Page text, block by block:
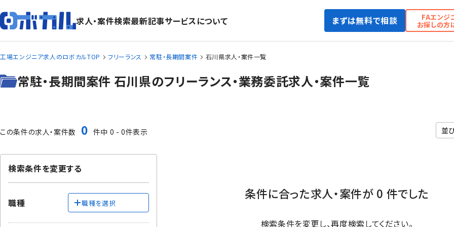
求人・案件検索最新記事サービスについて まずは無料で相談 FAエンジ
お探しの方
工場エンジニア求人のロボカルTOP フリーランス 常駐・長期間案件 石川県求人・案件一覧
常駐・長期間案件 石川県のフリーランス・業務委託求人・案件一覧
この条件の求人・案件数 0 件中 0 - 0件表示
条件に合った求人・案件が 0 件でした
検索条件を変更し、再度検索してください。
検索条件を変更する
職種 職種を選択